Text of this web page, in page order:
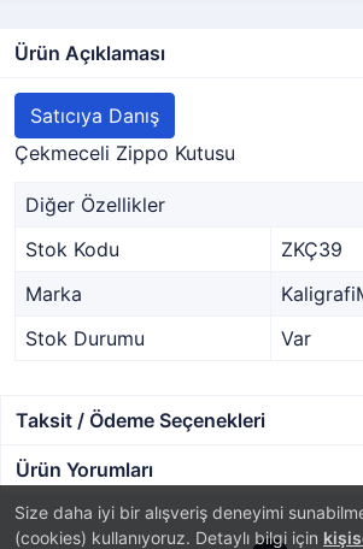
Size daha iyi bir alışveriş deneyimi
(cookies) kullanıyoruz. Detaylı bilgi için
Ürün Açıklaması
Satıcıya Danış
Çekmeceli Zippo Kutusu
Diğer Özellikler
Stok Kodu
ZKÇ39
Marka
Stok Durumu
Var
Taksit / Ödeme Seçenekleri
Ürün Yorumları